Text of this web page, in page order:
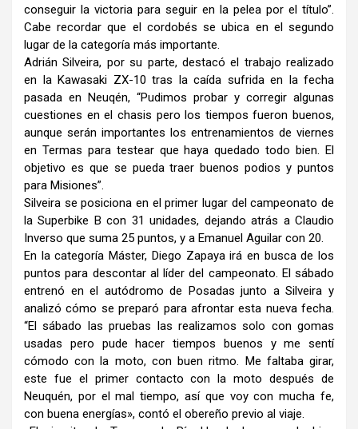
conseguir la victoria para seguir en la pelea por el título”.
Cabe recordar que el cordobés se ubica en el segundo
lugar de la categoría más importante.
Adrián Silveira, por su parte, destacó el trabajo realizado
en la Kawasaki ZX-10 tras la caída sufrida en la fecha
pasada en Neuqén, “Pudimos probar y corregir algunas
cuestiones en el chasis pero los tiempos fueron buenos,
aunque serán importantes los entrenamientos de viernes
en Termas para testear que haya quedado todo bien. El
objetivo es que se pueda traer buenos podios y puntos
para Misiones”.
Silveira se posiciona en el primer lugar del campeonato de
la Superbike B con 31 unidades, dejando atrás a Claudio
Inverso que suma 25 puntos, y a Emanuel Aguilar con 20.
En la categoría Máster, Diego Zapaya irá en busca de los
puntos para descontar al líder del campeonato. El sábado
entrenó en el autódromo de Posadas junto a Silveira y
analizó cómo se preparó para afrontar esta nueva fecha.
“El sábado las pruebas las realizamos solo con gomas
usadas pero pude hacer tiempos buenos y me sentí
cómodo con la moto, con buen ritmo. Me faltaba girar,
este fue el primer contacto con la moto después de
Neuquén, por el mal tiempo, así que voy con mucha fe,
con buena energías», contó el obereño previo al viaje.